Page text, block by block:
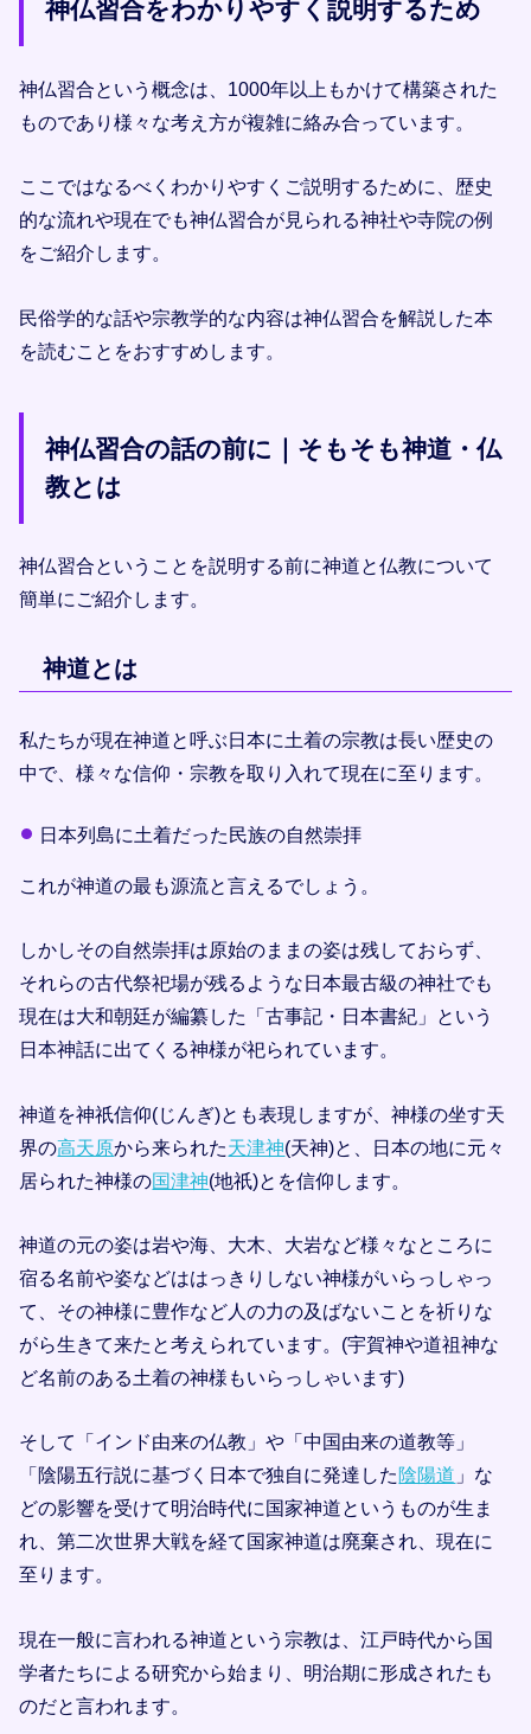
神仏習合をわかりやすく説明するため
神仏習合という概念は、1000年以上もかけて構築された
ものであり様々な考え方が複雑に絡み合っています。
ここではなるべくわかりやすくご説明するために、歴史
的な流れや現在でも神仏習合が見られる神社や寺院の例
をご紹介します。
民俗学的な話や宗教学的な内容は神仏習合を解説した本
を読むことをおすすめします。
神仏習合の話の前に｜そもそも神道・仏
教とは
神仏習合ということを説明する前に神道と仏教について
簡単にご紹介します。
神道とは
私たちが現在神道と呼ぶ日本に土着の宗教は長い歴史の
中で、様々な信仰・宗教を取り入れて現在に至ります。
日本列島に土着だった民族の自然崇拝
これが神道の最も源流と言えるでしょう。
しかしその自然崇拝は原始のままの姿は残しておらず、
それらの古代祭祀場が残るような日本最古級の神社でも
現在は大和朝廷が編纂した「古事記・日本書紀」という
日本神話に出てくる神様が祀られています。
神道を神祇信仰(じんぎ)とも表現しますが、神様の坐す天
界の高天原から来られた天津神(天神)と、日本の地に元々
居られた神様の国津神(地祇)とを信仰します。
神道の元の姿は岩や海、大木、大岩など様々なところに
宿る名前や姿などははっきりしない神様がいらっしゃっ
て、その神様に豊作など人の力の及ばないことを祈りな
がら生きて来たと考えられています。(宇賀神や道祖神な
ど名前のある土着の神様もいらっしゃいます)
そして「インド由来の仏教」や「中国由来の道教等」
「陰陽五行説に基づく日本で独自に発達した 陰陽道 」な
どの影響を受けて明治時代に国家神道というものが生ま
れ、第二次世界大戦を経て国家神道は廃棄され、現在に
至ります。
現在一般に言われる神道という宗教は、江戸時代から国
学者たちによる研究から始まり、明治期に形成されたも
のだと言われます。